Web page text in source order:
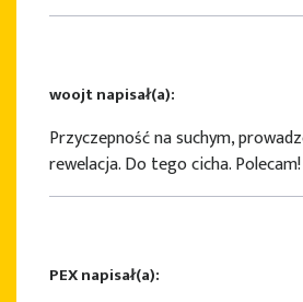
woojt napisał(a):
Przyczepność na suchym,
rewelacja. Do tego cicha. Polecam!
PEX napisał(a):